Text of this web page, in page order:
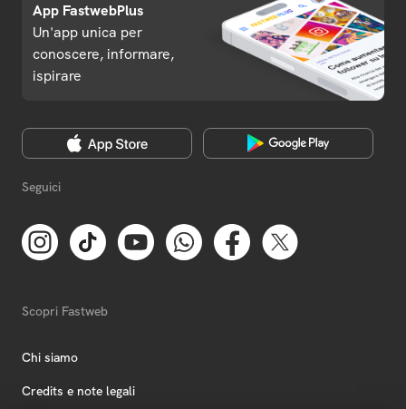
App FastwebPlus
Un'app unica per
conoscere, informare,
ispirare
Seguici
Scopri Fastweb
Chi siamo
Credits e note legali